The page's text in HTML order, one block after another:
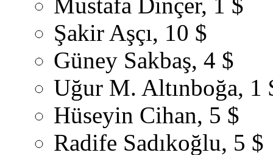
Mustafa Dinçer, 1 $
Şakir Aşçı, 10 $
Güney Sakbaş, 4 $
Uğur M. Altınboğa, 1
Hüseyin Cihan, 5 $
Radife Sadıkoğlu, 5 $